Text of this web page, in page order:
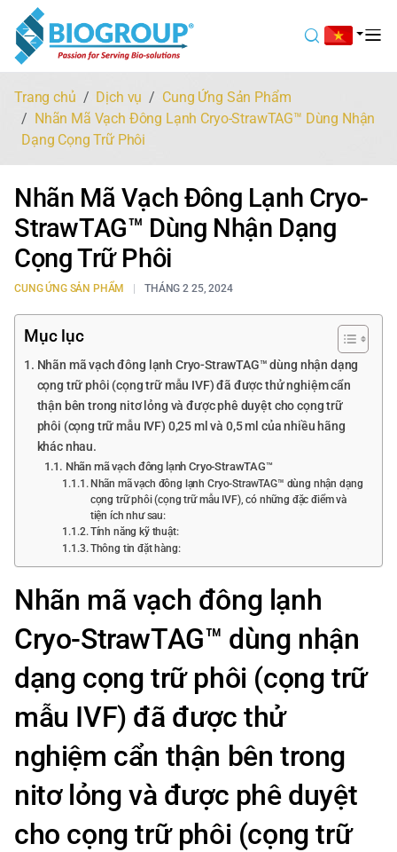
Trang chủ Dịch vụ
Cung Ứng Sản Phẩm
Nhãn Mã Vạch Đông Lạnh Cryo-StrawTAG™ Dùng Nhận
Dạng Cọng Trữ Phôi
Nhãn Mã Vạch Đông Lạnh Cryo-
StrawTAG™ Dùng Nhận Dạng
Cọng Trữ Phôi
CUNG ỨNG SẢN PHẨM THÁNG 2 25, 2024
Mục lục
Nhãn mã vạch đông lạnh Cryo-StrawTAG™ dùng nhận dạng
cọng trữ phôi (cọng trữ mẫu IVF) đã được thử nghiệm cẩn
thận bên trong nitơ lỏng và được phê duyệt cho cọng trữ
phôi (cọng trữ mẫu IVF) 0,25 ml và 0,5 ml của nhiều hãng
khác nhau.
Nhãn mã vạch đông lạnh Cryo-StrawTAG™
Nhãn mã vạch đông lạnh Cryo-StrawTAG™ dùng nhận dạng
cọng trữ phôi (cọng trữ mẫu IVF), có những đặc điểm và
tiện ích như sau:
Tính năng kỹ thuật:
Thông tin đặt hàng:
Nhãn mã vạch đông lạnh
Cryo-StrawTAG™ dùng nhận
dạng cọng trữ phôi (cọng trữ
mẫu IVF) đã được thử
nghiệm cẩn thận bên trong
nitơ lỏng và được phê duyệt
cho cọng trữ phôi (cọng trữ